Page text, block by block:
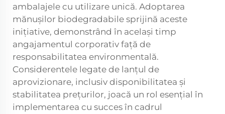
ambalajele cu utilizare unică. Adoptarea
mănușilor biodegradabile sprijină aceste
inițiative, demonstrând în același timp
angajamentul corporativ față de
responsabilitatea environmentală.
Considerentele legate de lanțul de
aprovizionare, inclusiv disponibilitatea și
stabilitatea prețurilor, joacă un rol esențial în
implementarea cu succes în cadrul